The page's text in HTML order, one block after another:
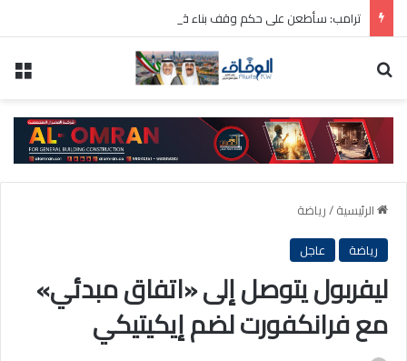
ترامب: سأطعن على حكم وقف بناء قاعة الاحتفالات بالبيت الأبيض
الرئيسية/رياضة
رياضة
عاجل
ليفربول يتوصل إلى «اتفاق مبدئي»
مع فرانكفورت لضم إيكيتيكي